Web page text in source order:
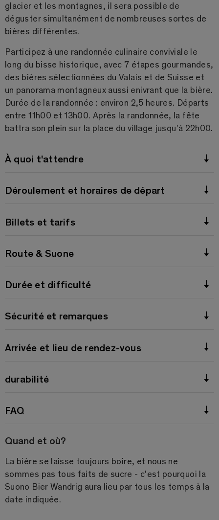
glacier et les montagnes, il sera possible de
déguster simultanément de nombreuses sortes de
bières différentes.
Participez à une randonnée culinaire conviviale le
long du bisse historique, avec 7 étapes gourmandes,
des bières sélectionnées du Valais et de Suisse et
un panorama montagneux aussi enivrant que la bière.
Durée de la randonnée : environ 2,5 heures. Départs
entre 11h00 et 13h00. Après la randonnée, la fête
battra son plein sur la place du village jusqu'à 22h00.
À quoi t'attendre
Déroulement et horaires de départ
Billets et tarifs
Route & Suone
Durée et difficulté
Sécurité et remarques
Arrivée et lieu de rendez-vous
durabilité
FAQ
Quand et où?
La bière se laisse toujours boire, et nous ne
sommes pas tous faits de sucre - c'est pourquoi la
Suono Bier Wandrig aura lieu par tous les temps à la
date indiquée.